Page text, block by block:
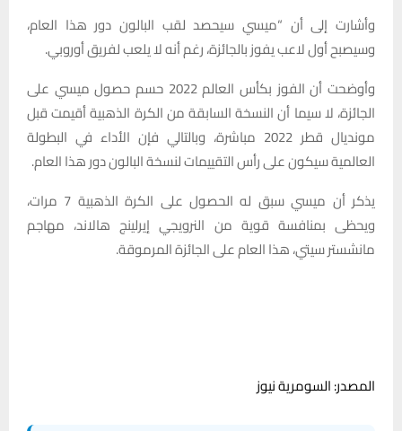
وأشارت إلى أن “ميسي سيحصد لقب البالون دور هذا العام،
وسيصبح أول لاعب يفوز بالجائزة، رغم أنه لا يلعب لفريق أوروبي.
وأوضحت أن الفوز بكأس العالم 2022 حسم حصول ميسي على
الجائزة، لا سيما أن النسخة السابقة من الكرة الذهبية أقيمت قبل
مونديال قطر 2022 مباشرة، وبالتالي فإن الأداء في البطولة
العالمية سيكون على رأس التقييمات لنسخة البالون دور هذا العام.
يذكر أن ميسي سبق له الحصول على الكرة الذهبية 7 مرات،
ويحظى بمنافسة قوية من النرويجي إيرلينج هالاند، مهاجم
مانشستر سيتي، هذا العام على الجائزة المرموقة.
المصدر: السومرية نيوز